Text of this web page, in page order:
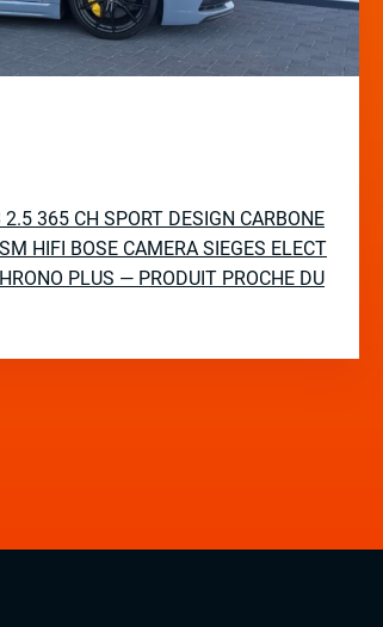
365 CH SPORT DESIGN CARBONE
HIFI BOSE CAMERA SIEGES ELECT
PLUS — PRODUIT PROCHE DU